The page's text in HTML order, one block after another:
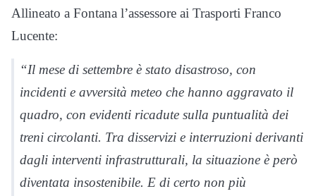
Allineato a Fontana l’assessore ai Trasporti Franco
Lucente:
“Il mese di settembre è stato disastroso, con
incidenti e avversità meteo che hanno aggravato il
quadro, con evidenti ricadute sulla puntualità dei
treni circolanti. Tra disservizi e interruzioni derivanti
dagli interventi infrastrutturali, la situazione è però
diventata insostenibile. E di certo non più